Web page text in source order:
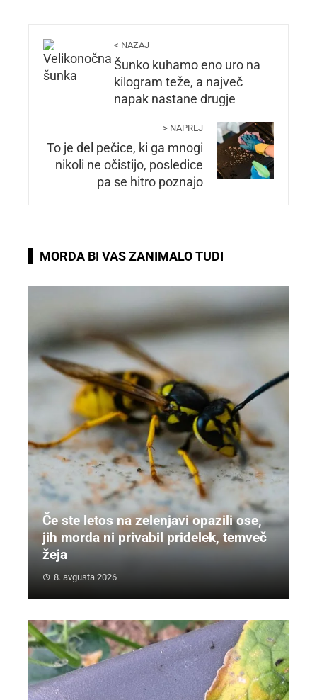
< NAZAJ
Šunko kuhamo eno uro na
kilogram teže, a največ
napak nastane drugje
> NAPREJ
To je del pečice, ki ga mnogi
nikoli ne očistijo, posledice
pa se hitro poznajo
MORDA BI VAS ZANIMALO TUDI
Če ste letos na zelenjavi opazili ose,
jih morda ni privabil pridelek, temveč
žeja
8. avgusta 2026